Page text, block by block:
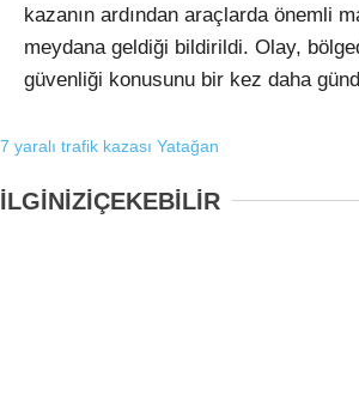
kazanın ardından araçlarda önemli
meydana geldiği bildirildi. Olay,
güvenliği konusunu bir kez daha
7 yaralı trafik kazası Yatağan
İLGİNİZİÇEKEBİLİR